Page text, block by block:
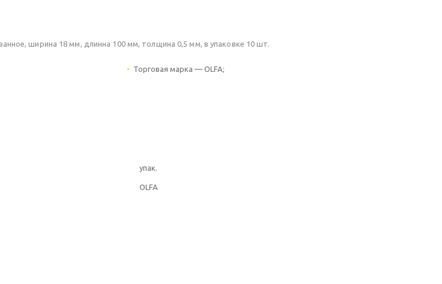
ширина 18 мм, длинна 100 мм, толщина 0,5 мм, в упаковке 10 шт.
Торговая марка — OLFA;
упак.
OLFA